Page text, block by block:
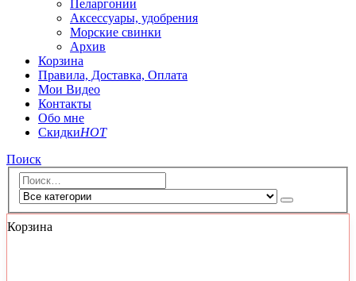
Пеларгонии
Аксессуары, удобрения
Морские свинки
Архив
Корзина
Правила, Доставка, Оплата
Мои Видео
Контакты
Обо мне
СкидкиHOT
Поиск
Корзина